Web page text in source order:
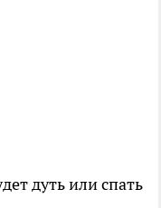
дуть или спать